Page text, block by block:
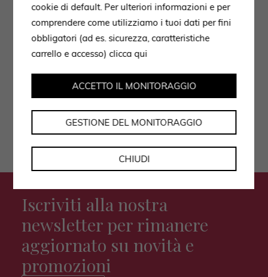
Autorizzo il trattamento dei dati secondo
l'informativa privacy policy.
Iscriviti alla nostra
newsletter per rimanere
aggiornato su novità e
promozioni
cookie di default. Per ulteriori informazioni e per
comprendere come utilizziamo i tuoi dati per fini
obbligatori (ad es. sicurezza, caratteristiche
carrello e accesso)clicca qui
CHIUDI
GESTIONE DEL MONITORAGGIO
ACCETTO IL MONITORAGGIO